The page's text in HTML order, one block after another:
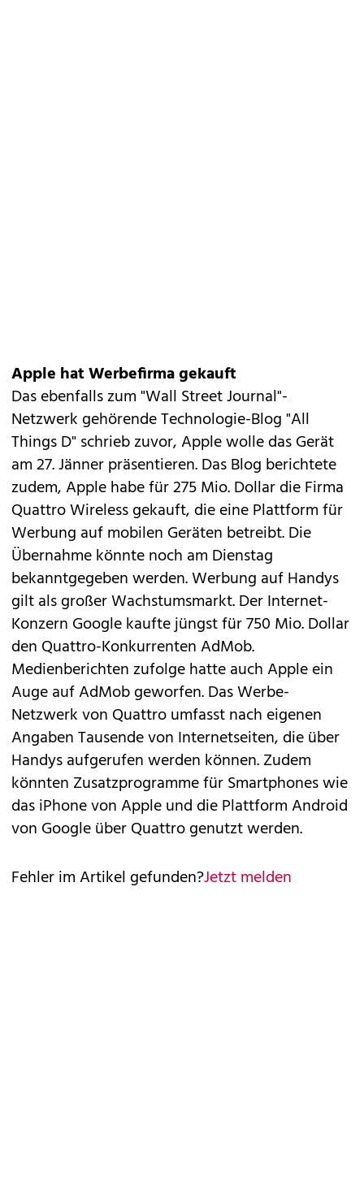
Apple hat Werbefirma gekauft
Das ebenfalls zum "Wall Street Journal"-
Netzwerk gehörende Technologie-Blog "All
Things D" schrieb zuvor, Apple wolle das Gerät
am 27. Jänner präsentieren. Das Blog berichtete
zudem, Apple habe für 275 Mio. Dollar die Firma
Quattro Wireless gekauft, die eine Plattform für
Werbung auf mobilen Geräten betreibt. Die
Übernahme könnte noch am Dienstag
bekanntgegeben werden. Werbung auf Handys
gilt als großer Wachstumsmarkt. DerInternet-
Konzern Googlekaufte jüngst für 750 Mio. Dollar
den Quattro-Konkurrenten AdMob.
Medienberichten zufolge hatte auch Apple ein
Auge auf AdMob geworfen. Das Werbe-
Netzwerk von Quattro umfasst nach eigenen
Angaben Tausende von Internetseiten, die über
Handys aufgerufen werden können. Zudem
könnten Zusatzprogramme für Smartphones wie
das iPhone von Apple und die Plattform Android
von Google über Quattro genutzt werden.
Fehler im Artikel gefunden?Jetzt melden